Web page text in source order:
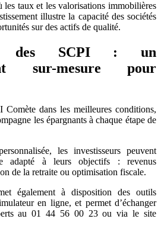
les taux et les valorisations immobilières
illustre la capacité des sociétés
sur des actifs de qualité.
des SCPI : un
sur-mesure pour
dans les meilleures conditions,
les épargnants à chaque étape de
les investisseurs peuvent
adapté à leurs objectifs : revenus
de la retraite ou optimisation fiscale.
également à disposition des outils
en ligne, et permet d’échanger
au 01 44 56 00 23 ou via le site